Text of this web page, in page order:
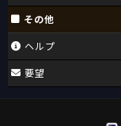
その他
ヘルプ
要望